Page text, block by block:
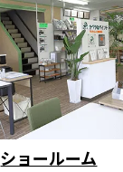
ショールーム